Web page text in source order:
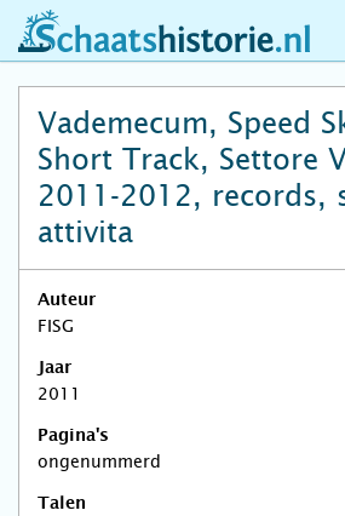
schaatshistorie.nl
Vademecum, Speed
Short Track, Settore
2011-2012, records,
attivita
Auteur
FISG
Jaar
2011
Pagina's
ongenummerd
Talen